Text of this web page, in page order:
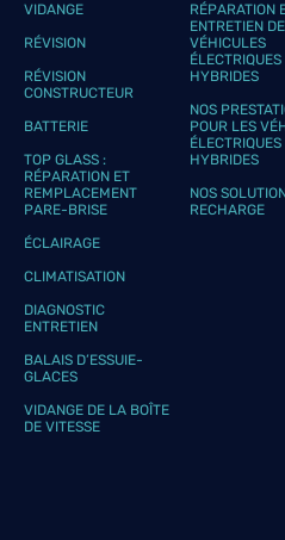
VIDANGE
RÉVISION
RÉVISION
CONSTRUCTEUR
BATTERIE
TOP GLASS :
RÉPARATION ET
REMPLACEMENT
PARE-BRISE
ÉCLAIRAGE
CLIMATISATION
DIAGNOSTIC
ENTRETIEN
BALAIS D’ESSUIE-
GLACES
VIDANGE DE LA BOÎTE
DE VITESSE
RÉPARATION
ENTRETIEN
VÉHICULES
ÉLECTRIQUES
HYBRIDES
NOS
POUR LES
ÉLECTRIQUES
HYBRIDES
NOS
RECHARGE